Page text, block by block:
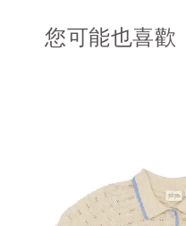
您可能也喜歡